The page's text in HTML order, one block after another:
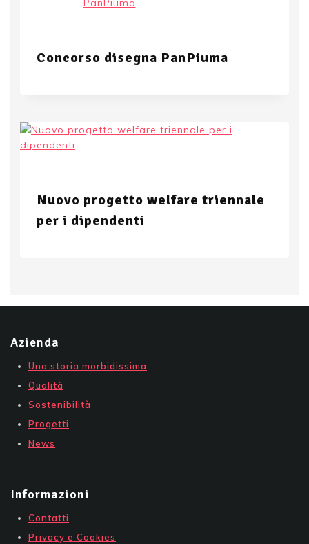
Concorso disegna PanPiuma
Nuovo progetto welfare triennale
per i dipendenti
Azienda
Una storia morbidissima
Qualità
Sostenibilità
Progetti
News
Informazioni
Contatti
Privacy e Cookies